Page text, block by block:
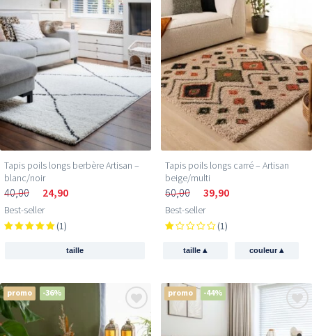
Tapis poils longs berbère Artisan –
blanc/noir
40,00 24,90
Best-seller
(1)
taille
Tapis poils longs carré – Artisan
beige/multi
60,00 39,90
Best-seller
(1)
taille▴ couleur▴
promo -36% promo -44%